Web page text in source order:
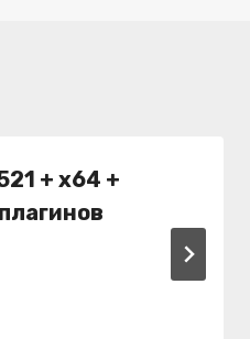
+ x64 +